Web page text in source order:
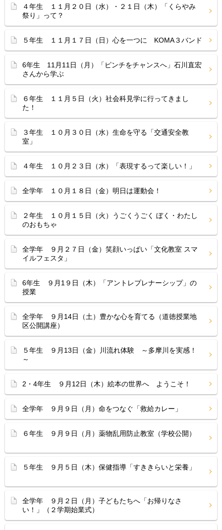
４年生 １１月２０日（水）・２１日（木）「くらやみ
祭り」って？
５年生 １１月１７日（日）心を一つに KOMA３バンド
6年生 11月11日（月）「ピンチをチャンスへ」石川直宏
さんから学ぶ
６年生 １１月５日（火）社会科見学に行ってきまし
た！
３年生 １０月３０日（水）生命を守る「交通安全教
室」
４年生 １０月２３日（水）「表現するって楽しい！」
全学年 １０月１８日（金）明日は運動会！
２年生 １０月１５日（火）うごくうごく ぼく・わたし
のおもちゃ
全学年 ９月２７日（金）笑顔いっぱい「文化教室 スマ
イルフェスタ」
6年生 ９月1９日（木）「アントレプレナーシップ」の
授業
全学年 ９月14日（土）豊かな心を育てる（道徳授業地
区公開講座）
５年生 ９月13日（金）川流れ体験 ～多摩川を実感！
～
2・4年生 ９月12日（木）絵本の世界へ ようこそ！
全学年 ９月９日（月）命をつなぐ「救給カレー」
６年生 ９月９日（月）薬物乱用防止教室（学校公開）
５年生 ９月５日（木）保健指導「すききらいと栄養」
全学年 ９月２日（月）子どもたちへ「お帰りなさ
い！」（２学期始業式）